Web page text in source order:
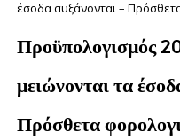
έσοδα αυξάνονται –
Προϋπολογισμός
μειώνονται τα
Πρόσθετα